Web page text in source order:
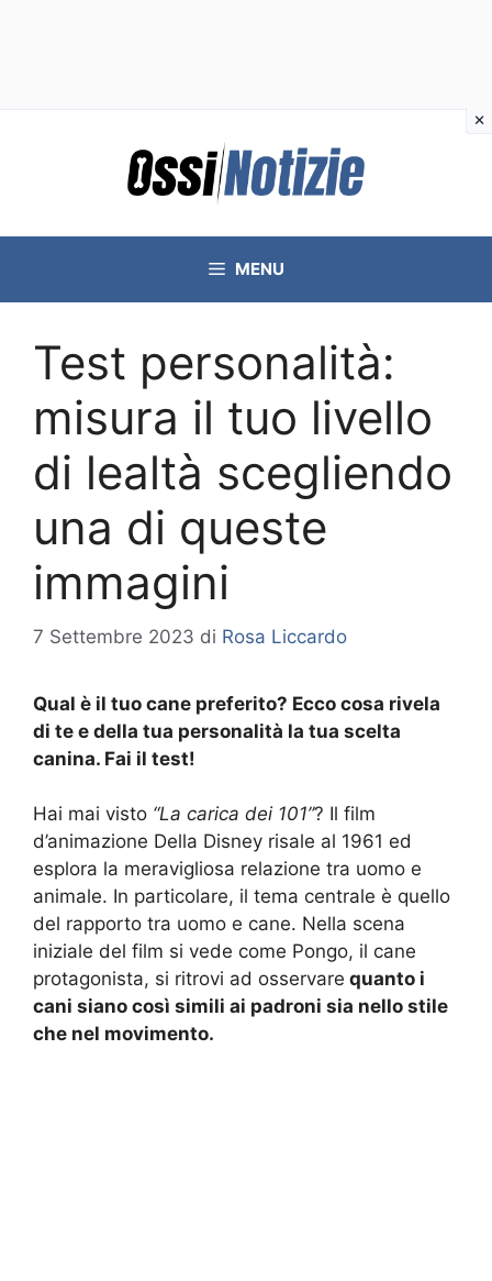
MENU
Test personalità:
misura il tuo livello
di lealtà scegliendo
una di queste
immagini
7 Settembre 2023 di Rosa Liccardo
Qual è il tuo cane preferito? Ecco cosa rivela
di te e della tua personalità la tua scelta
canina. Fai il test!
Hai mai visto “La carica dei 101”? Il film
d’animazione Della Disney risale al 1961 ed
esplora la meravigliosa relazione tra uomo e
animale. In particolare, il tema centrale è quello
del rapporto tra uomo e cane. Nella scena
iniziale del film si vede come Pongo, il cane
protagonista, si ritrovi ad osservare quanto i
cani siano così simili ai padroni sia nello stile
che nel movimento.